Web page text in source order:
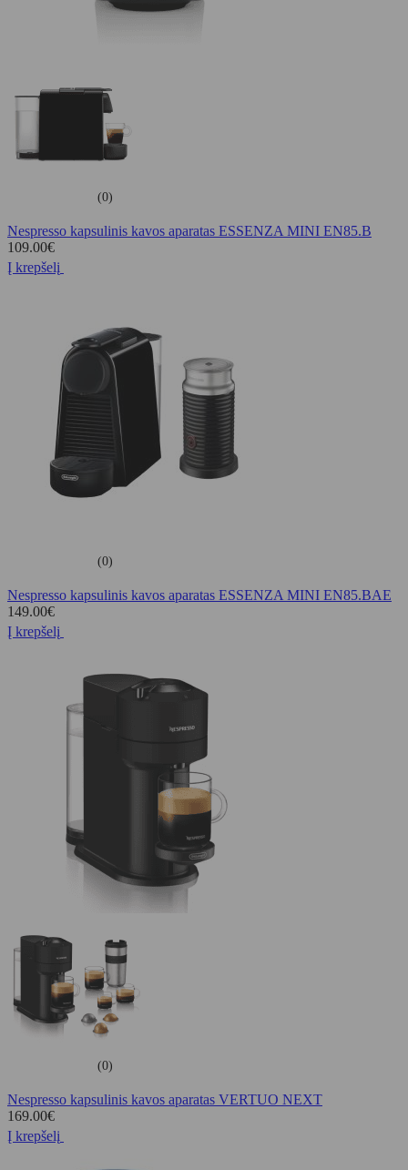
(0)
Nespresso kapsulinis kavos aparatas ESSENZA MINI EN85.B
109.00€
Į krepšelį
(0)
Nespresso kapsulinis kavos aparatas ESSENZA MINI EN85.BAE
149.00€
Į krepšelį
(0)
Nespresso kapsulinis kavos aparatas VERTUO NEXT
169.00€
Į krepšelį